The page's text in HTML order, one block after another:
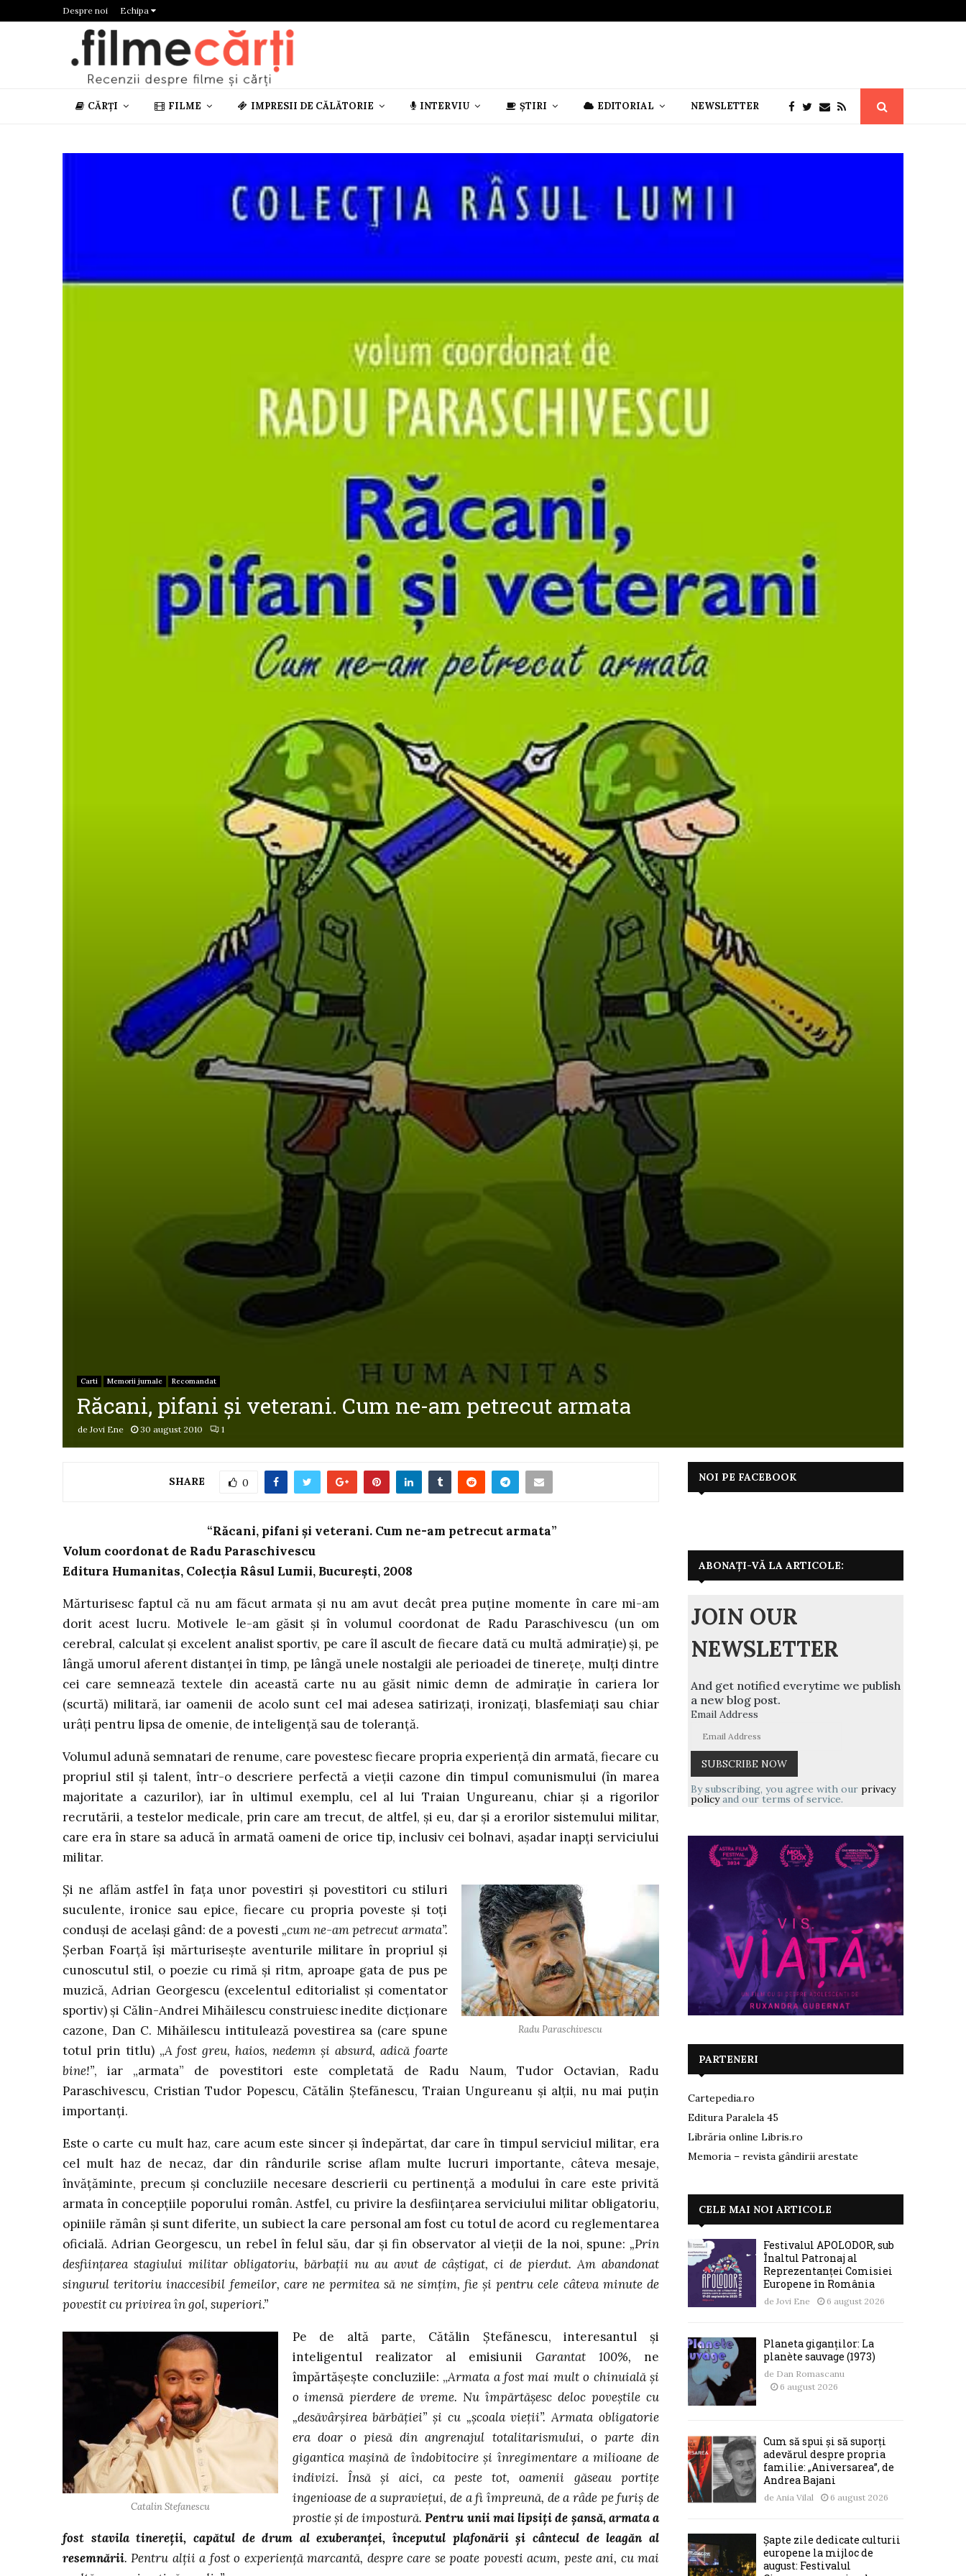
Despre noi Echipa
CĂRȚI FILME IMPRESII DE CĂLĂTORIE INTERVIU ȘTIRI EDITORIAL NEWSLETTER
Carti Memorii jurnale Recomandat
Răcani, pifani şi veterani. Cum ne-am petrecut armata
deJovi Ene 30 august 2010 1
SHARE 0
“Răcani, pifani şi veterani. Cum ne-am petrecut armata”
Volum coordonat de Radu Paraschivescu
Editura Humanitas, Colecţia Râsul Lumii, Bucureşti, 2008
Mărturisesc faptul că nu am făcut armata şi nu am avut decât prea puţine momente în care mi-am
dorit acest lucru. Motivele le-am găsit şi în volumul coordonat de Radu Paraschivescu (un om
cerebral, calculat şi excelent analist sportiv, pe care îl ascult de fiecare dată cu multă admiraţie) şi, pe
lângă umorul aferent distanţei în timp, pe lângă unele nostalgii ale perioadei de tinereţe, mulţi dintre
cei care semnează textele din această carte nu au găsit nimic demn de admiraţie în cariera lor
(scurtă) militară, iar oamenii de acolo sunt cel mai adesea satirizaţi, ironizaţi, blasfemiaţi sau chiar
urâţi pentru lipsa de omenie, de inteligenţă sau de toleranţă.
Volumul adună semnatari de renume, care povestesc fiecare propria experienţă din armată, fiecare cu
propriul stil şi talent, într-o descriere perfectă a vieţii cazone din timpul comunismului (în marea
majoritate a cazurilor), iar în ultimul exemplu, cel al lui Traian Ungureanu, chiar şi a rigorilor
recrutării, a testelor medicale, prin care am trecut, de altfel, şi eu, dar şi a erorilor sistemului militar,
care era în stare sa aducă în armată oameni de orice tip, inclusiv cei bolnavi, aşadar inapţi serviciului
militar.
Radu Paraschivescu
Şi ne aflăm astfel în faţa unor povestiri şi povestitori cu stiluri
suculente, ironice sau epice, fiecare cu propria poveste şi toţi
conduşi de acelaşi gând: de a povesti „cum ne-am petrecut armata”.
Şerban Foarţă îşi mărturiseşte aventurile militare în propriul şi
cunoscutul stil, o poezie cu rimă şi ritm, aproape gata de pus pe
muzică, Adrian Georgescu (excelentul editorialist şi comentator
sportiv) şi Călin-Andrei Mihăilescu construiesc inedite dicţionare
cazone, Dan C. Mihăilescu intitulează povestirea sa (care spune
totul prin titlu) „A fost greu, haios, nedemn şi absurd, adică foarte
bine!”, iar „armata” de povestitori este completată de Radu Naum, Tudor Octavian, Radu
Paraschivescu, Cristian Tudor Popescu, Cătălin Ştefănescu, Traian Ungureanu şi alţii, nu mai puţin
importanţi.
Este o carte cu mult haz, care acum este sincer şi îndepărtat, dar care în timpul serviciul militar, era
cel mult haz de necaz, dar din rândurile scrise aflam multe lucruri importante, câteva mesaje,
învăţăminte, precum şi concluziile necesare descrierii cu pertinenţă a modului în care este privită
armata în concepţiile poporului român. Astfel, cu privire la desfiinţarea serviciului militar obligatoriu,
opiniile rămân şi sunt diferite, un subiect la care personal am fost cu totul de acord cu reglementarea
oficială. Adrian Georgescu, un rebel în felul său, dar şi fin observator al vieţii de la noi, spune: „Prin
desfiinţarea stagiului militar obligatoriu, bărbaţii nu au avut de câştigat, ci de pierdut. Am abandonat
singurul teritoriu inaccesibil femeilor, care ne permitea să ne simţim, fie şi pentru cele câteva minute de
povestit cu privirea în gol, superiori.”
Catalin Stefanescu
Pe de altă parte, Cătălin Ştefănescu, interesantul şi
inteligentul realizator al emisiunii Garantat 100%,ne
împărtăşeşte concluziile: „Armata a fost mai mult o chinuială şi
o imensă pierdere de vreme. Nu împărtăşesc deloc poveştile cu
„desăvârşirea bărbăţiei” şi cu „şcoala vieţii”. Armata obligatorie
era doar o piesă din angrenajul totalitarismului, o parte din
gigantica maşină de îndobitocire şi înregimentare a milioane de
indivizi. Însă şi aici, ca peste tot, oamenii găseau portiţe
ingenioase de a supravieţui, de a fi împreună, de a râde pe furiş de
prostie şi de impostură.Pentru unii mai lipsiţi de şansă, armata a
fost stavila tinereţii, capătul de drum al exuberanţei, începutul plafonării şi cântecul de leagăn al
resemnării. Pentru alţii a fost o experienţă marcantă, despre care se poate povesti acum, peste ani, cu mai
NOI PE FACEBOOK
ABONAȚI-VĂ LA ARTICOLE:
JOIN OUR
NEWSLETTER
And get notified everytime we publish
a new blog post.
Email Address
By subscribing, you agree with our privacy
policyand our terms of service.
PARTENERI
Cartepedia.ro
Editura Paralela 45
Librăria online Libris.ro
Memoria – revista gândirii arestate
CELE MAI NOI ARTICOLE
Festivalul APOLODOR, sub
Înaltul Patronaj al
Reprezentanței Comisiei
Europene în România
de Jovi Ene 6 august 2026
Planeta giganților: La
planète sauvage (1973)
de Dan Romascanu
6 august 2026
Cum să spui și să suporți
adevărul despre propria
familie: „Aniversarea”, de
Andrea Bajani
de Ania Vilal 6 august 2026
Șapte zile dedicate culturii
europene la mijloc de
august: Festivalul